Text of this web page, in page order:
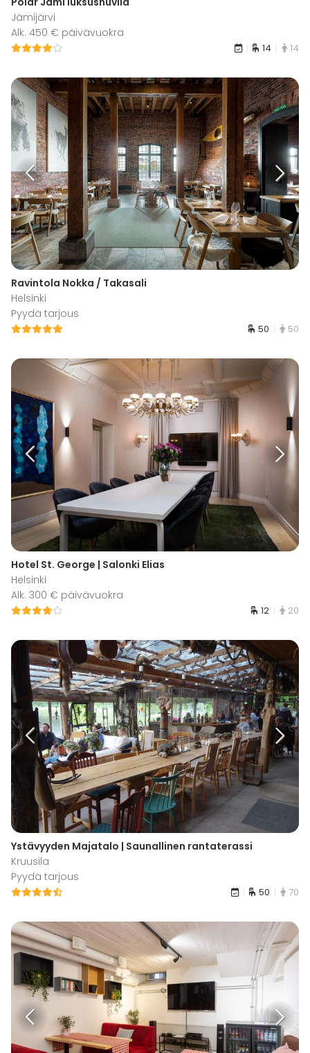
Jämijärvi
Alk. 450 € päivävuokra
14 14
Ravintola Nokka / Takasali
Helsinki
Pyydä tarjous
50 50
Hotel St. George | Salonki Elias
Helsinki
Alk. 300 € päivävuokra
12 20
Ystävyyden Majatalo | Saunallinen rantaterassi
Kruusila
Pyydä tarjous
50 70